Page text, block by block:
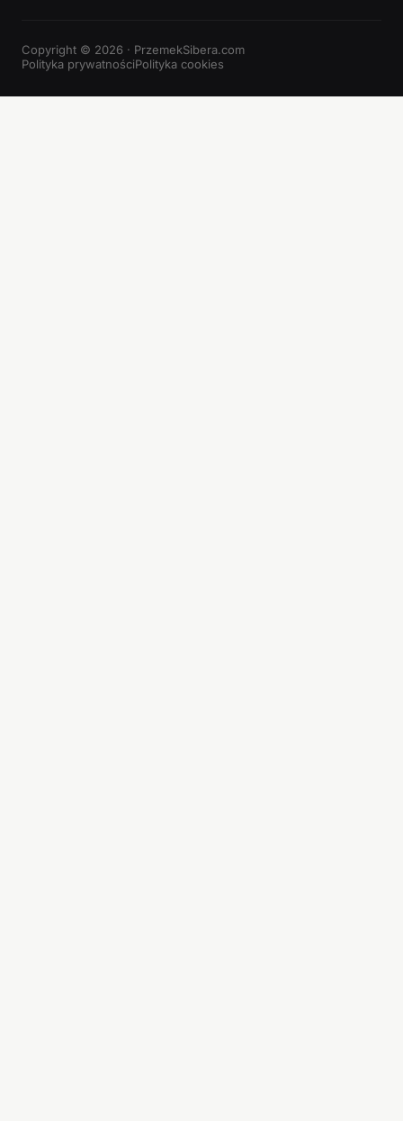
Copyright © 2026 · PrzemekSibera.com
Polityka prywatnościPolityka cookies